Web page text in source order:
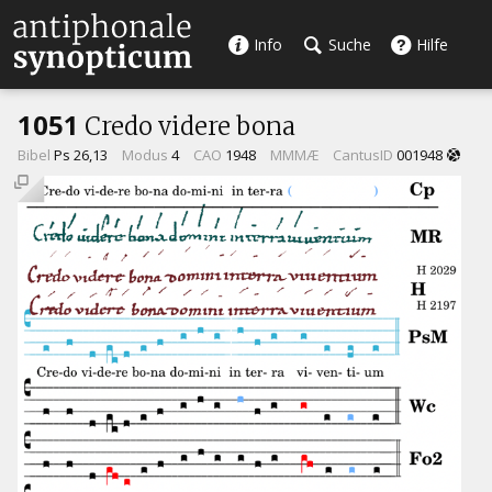
Info Suche Hilfe
1051 Credo videre bona
Bibel Ps 26,13 Modus 4 CAO 1948 MMMÆ CantusID 001948